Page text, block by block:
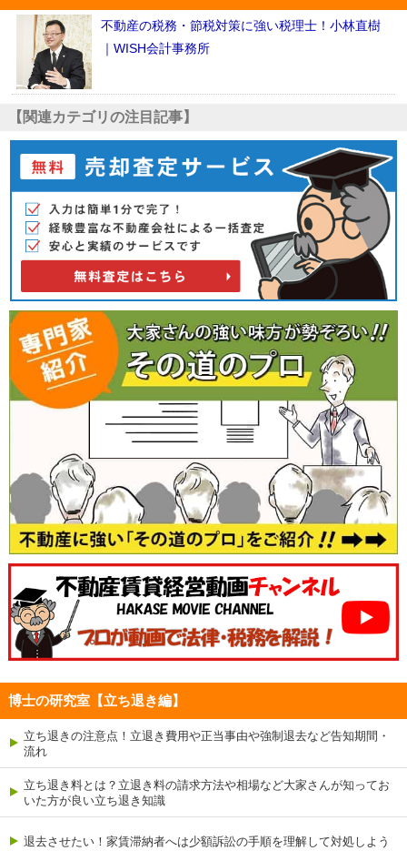
不動産の税務・節税対策に強い税理士！小林直樹
｜WISH会計事務所
【関連カテゴリの注目記事】
博士の研究室【立ち退き編】
立ち退きの注意点！立退き費用や正当事由や強制退去など告知期間・
流れ
立ち退き料とは？立退き料の請求方法や相場など大家さんが知ってお
いた方が良い立ち退き知識
退去させたい！家賃滞納者へは少額訴訟の手順を理解して対処しよう